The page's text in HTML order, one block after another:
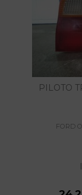
PILOTO
FORD